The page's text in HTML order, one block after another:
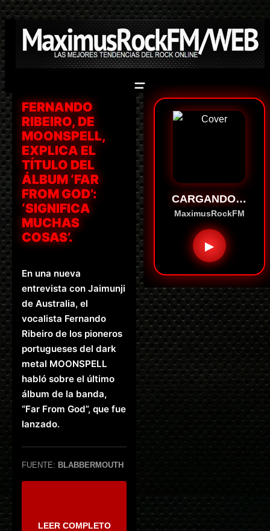
Saltar
al
contenido
FERNANDO
RIBEIRO, DE
MOONSPELL,
EXPLICA EL
TÍTULO DEL
ÁLBUM ‘FAR
FROM GOD’:
‘SIGNIFICA
MUCHAS
COSAS’.
En una nueva
entrevista con Jaimunji
de Australia, el
vocalista Fernando
Ribeiro de los pioneros
portugueses del dark
metal MOONSPELL
habló sobre el último
álbum de la banda,
“Far From God”, que fue
lanzado.
FUENTE: BLABBERMOUTH
LEER COMPLETO
CARGANDO…
MaximusRockFM
▶